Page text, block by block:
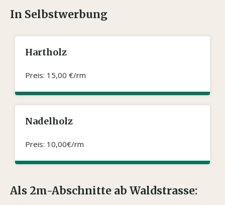
In Selbstwerbung
Hartholz
Preis: 15,00 €/rm
Nadelholz
Preis: 10,00€/rm
Als 2m-Abschnitte ab Waldstrasse: